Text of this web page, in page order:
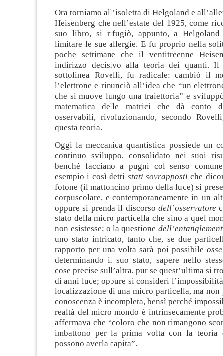
Ora torniamo all’isoletta di Helgoland e
Heisenberg che nell’estate del 1925, come
suo libro, si rifugiò, appunto, a
limitare le sue allergie. E fu proprio nella
poche settimane che il ventitreenne
indirizzo decisivo alla teoria dei quanti. Il
sottolinea Rovelli, fu radicale: cambiò il
l’elettrone e rinunciò all’idea che “un
che si muove lungo una traiettoria” e
matematica delle matrici che dà conto
osservabili, rivoluzionando, secondo
questa teoria.
Oggi la meccanica quantistica possiede un
continuo sviluppo, consolidato nei suoi
benché facciano a pugni col senso
esempio i così detti stati sovrapposti che
fotone (il mattoncino primo della luce) si
corpuscolare, e contemporaneamente in un
oppure si prenda il discorso dell’osservatore
stato della micro particella che sino a quel
non esistesse; o la questione dell’entanglement
uno stato intricato, tanto che, se due
rapporto per una volta sarà poi possibile
determinando il suo stato, sapere nello
cose precise sull’altra, pur se quest’ultima si
di anni luce; oppure si consideri
localizzazione di una micro particella, ma non
conoscenza è incompleta, bensì perché
realtà del micro mondo è intrinsecamente
affermava che “coloro che non rimangono
imbattono per la prima volta con la teoria
possono averla capita”.